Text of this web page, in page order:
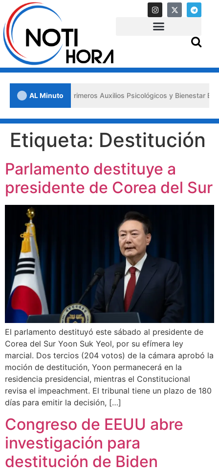
AL Minuto
Lara impulsa los «Primeros Auxilios Psicológicos y Bienestar
Etiqueta: Destitución
Parlamento destituye a
presidente de Corea del Sur
El parlamento destituyó este sábado al presidente de
Corea del Sur Yoon Suk Yeol, por su efímera ley
marcial. Dos tercios (204 votos) de la cámara aprobó la
moción de destitución, Yoon permanecerá en la
residencia presidencial, mientras el Constitucional
revisa el impeachment. El tribunal tiene un plazo de 180
días para emitir la decisión, […]
Congreso de EEUU abre
investigación para
destitución de Biden